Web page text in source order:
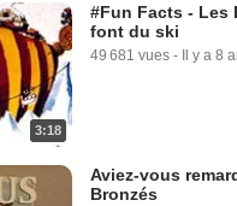
3:18
#Fun Facts - Les
font du ski
49 681 vues - Il y a 8
Aviez-vous
Bronzés